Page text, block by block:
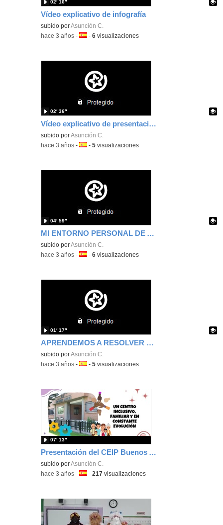
Vídeo explicativo de infografía
Contenido educativo.
subido porAsunción C.
02′ 16″
-hace 3 años -Idioma:
-6 visualizaciones
Vídeo explicativo de presentación del día del autismo
Contenido educativo.
subido porAsunción C.
02′ 36″
-hace 3 años -Idioma:
-5 visualizaciones
MI ENTORNO PERSONAL DE APRENDIZAJE
Contenido educativo.
subido porAsunción C.
04′ 59″
-hace 3 años -Idioma:
-6 visualizaciones
APRENDEMOS A RESOLVER PROBLEMAS DE MATEMÁTICAS
Contenido educativo.
subido porAsunción C.
01′ 17″
-hace 3 años -Idioma:
-5 visualizaciones
Presentación del CEIP Buenos Aires (Pinto)
subido porAsunción C.
07′ 13″
-hace 3 años -Idioma:
-217 visualizaciones